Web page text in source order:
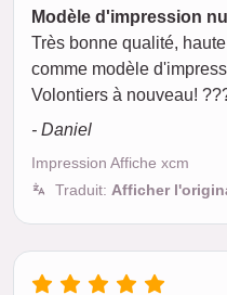
Modèle d'impression
Très bonne qualité,
comme modèle
Volontiers à nouveau!
- Daniel
Impression Affiche xcm
Traduit: Afficher